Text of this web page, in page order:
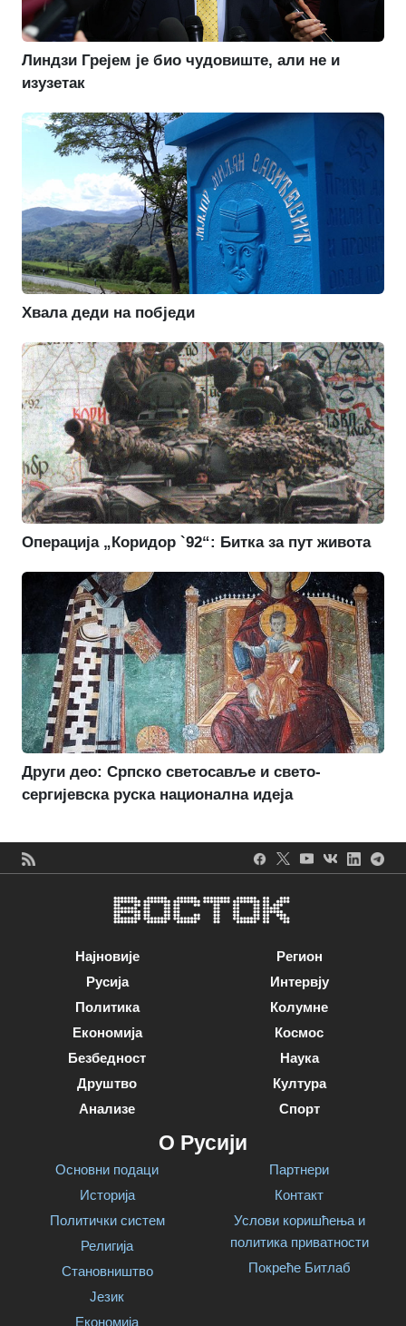
Линдзи Грејем је био чудовиште, али не и
изузетак
Хвала деди на побједи
Операција „Коридор `92“: Битка за пут живота
Други део: Српско светосавље и свето-
сергијевска руска национална идеја
Најновије
Русија
Политика
Економија
Безбедност
Друштво
Анализе
Регион
Интервју
Колумне
Космос
Наука
Култура
Спорт
О Русији
Основни подаци
Историја
Политички систем
Религија
Становништво
Језик
Економија
Партнери
Контакт
Услови коришћења и
политика приватности
Покреће Битлаб